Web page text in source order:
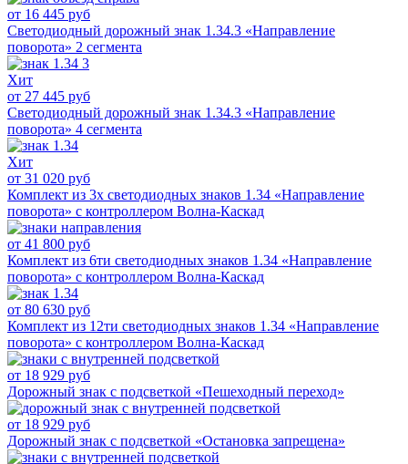
от 16 445 руб
Светодиодный дорожный знак 1.34.3 «Направление
поворота» 2 сегмента
Хит
от 27 445 руб
Светодиодный дорожный знак 1.34.3 «Направление
поворота» 4 сегмента
Хит
от 31 020 руб
Комплект из 3х светодиодных знаков 1.34 «Направление
поворота» с контроллером Волна-Каскад
от 41 800 руб
Комплект из 6ти светодиодных знаков 1.34 «Направление
поворота» с контроллером Волна-Каскад
от 80 630 руб
Комплект из 12ти светодиодных знаков 1.34 «Направление
поворота» с контроллером Волна-Каскад
от 18 929 руб
Дорожный знак с подсветкой «Пешеходный переход»
от 18 929 руб
Дорожный знак с подсветкой «Остановка запрещена»